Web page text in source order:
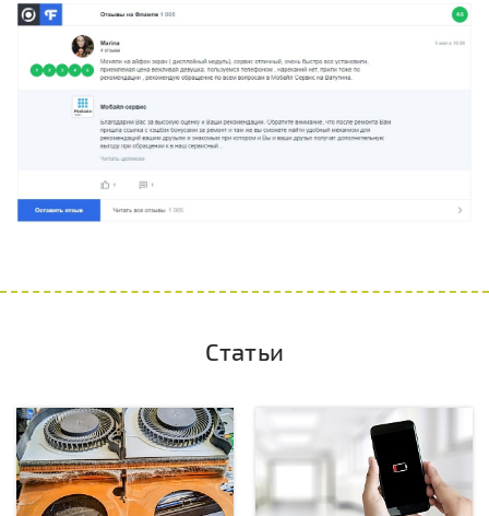
Статьи